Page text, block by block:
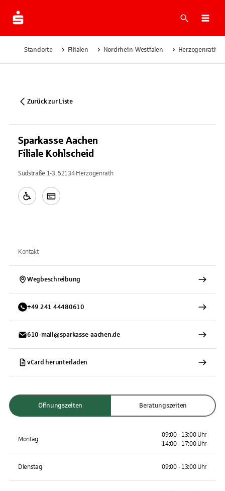
Suche
Standorte Filialen Nordrhein-Westfalen Herzogenrath
Zurück zur Liste
Sparkasse Aachen
Filiale Kohlscheid
Südstraße 1-3, 52134 Herzogenrath
Kontakt
Wegbeschreibung
+49 241 44480610
610-mail@sparkasse-aachen.de
vCard herunterladen
Öffnungszeiten Beratungszeiten
Montag
09:00 - 13:00 Uhr
14:00 - 17:00 Uhr
Dienstag 09:00 - 13:00 Uhr